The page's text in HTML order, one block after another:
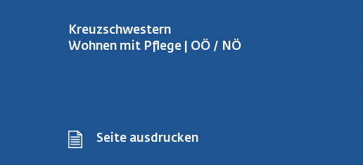
Kreuzschwestern
Wohnen mit Pflege | OÖ / NÖ
Seite ausdrucken